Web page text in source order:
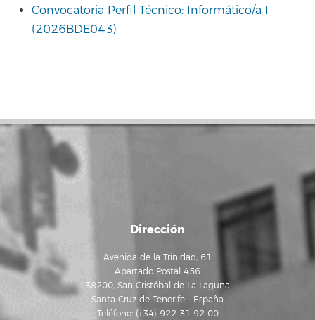
Convocatoria Perfil Técnico: Informático/a I
(2026BDE043)
Dirección
Avenida de la Trinidad, 61
Apartado Postal 456
38200, San Cristóbal de La Laguna
Santa Cruz de Tenerife - España
Teléfono: (+34) 922 31 92 00